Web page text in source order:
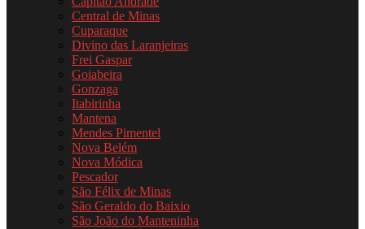
Central de Minas
Cuparaque
Divino das Laranjeiras
Frei Gaspar
Goiabeira
Gonzaga
Itabirinha
Mantena
Mendes Pimentel
Nova Belém
Nova Módica
Pescador
São Félix de Minas
São Geraldo do Baixio
São João do Manteninha